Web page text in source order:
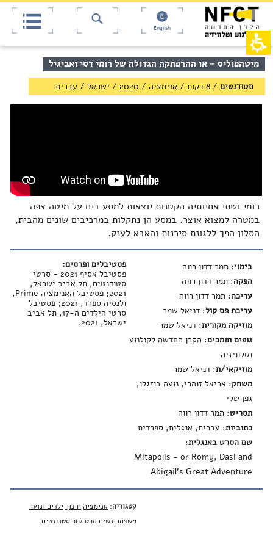
תחילתו
אינטרנט,
לחץ
אנטר
כדי
לאזור
תוכן
ראש
באפשרותך
ללחוץ
אנטר
כדי
לדלג
English
תוכן
מרכזי,
באפשרותך
ללחוץ
אנטר
מיטהפוליס – או ההרפתקה הגדולה של רומי דסי ואביגיל
סטודנטים / 8 דקות / אנימציה /
2020
/ ישראל / עברית
רומי ושתי אחיותיה הקטנות יוצאות למסע בים על מיטה צפה
במטרה למצוא אוצר. במסע הן נתקלות במרכיבים שונים מהבית,
הסלון הפך ללגונת סירנות והאבא לענק.
פסטיבלים ופרסים:
פסטיבל אסיף 2021 - סרטי
סטודנטים, תל אביב ישראל,
2021; פסטיבל האנימציה Prime,
ולנסיה ספרד, 2021; פסטיבל
סרטי הילדים ה-17, תל אביב
ישראל, 2021.
בימוי: תמר דדון רווה
הפקה: תמר דדון רווה
עריכה: תמר דדון רווה
עריכת פס קול: דניאל שמר
מוזיקה מקורית: דניאל שמר
גופים תומכים: הקרן החדשה לקולנוע
וטלוויזיה
מוזיקאי/ת: דניאל שמר
משחק: אריאל זוהרי, נועה בוזגלו,
גפן שלי
תסריט: תמר דדון רווה
כתוביות: עברית, אנגלית, ספרדית
שם הסרט באנגלית:
Mitapolis - or Romy, Dasi and
Abigail's Great Adventure
קטגוריה: אנימציה חינוך ילדים ונוער
משפחה נשיםסרט גמר סטודנטים